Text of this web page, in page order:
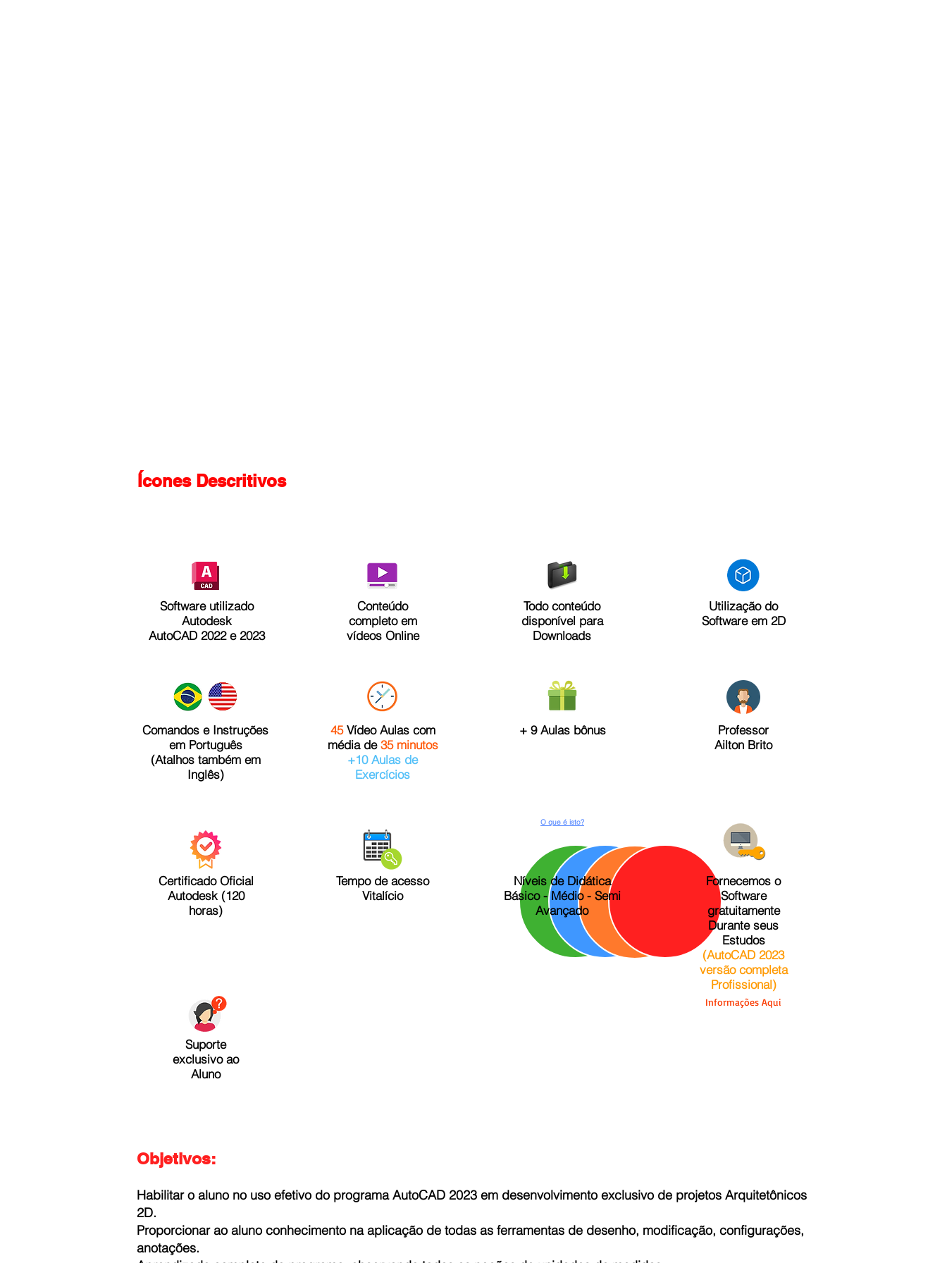
Ícones Descritivos
Software utilizado
Autodesk
AutoCAD 2022 e 2023
Comandos e Instruções
em Português
(Atalhos também em
Inglês)
Certificado Oficial
Autodesk (120
horas)
Conteúdo
completo em
vídeos Online
45 Vídeo Aulas com
média de 35 minutos
+10 Aulas de
Exercícios
Tempo de acesso
Vitalício
Todo conteúdo
disponível para
Downloads
+ 9 Aulas bônus
O que é isto?
Níveis de Didática
Básico - Médio - Semi
Avançado
Utilização do
Software em 2D
Professor
Ailton Brito
Fornecemos o
Software
gratuitamente
Durante seus
Estudos
(AutoCAD 2023
versão completa
Profissional)
Informações Aqui
Suporte
exclusivo ao
Aluno
Objetivos:
Habilitar o aluno no uso efetivo do programa AutoCAD 2023 em desenvolvimento exclusivo de projetos Arquitetônicos
2D.
Proporcionar ao aluno conhecimento na aplicação de todas as ferramentas de desenho, modificação, configurações,
anotações.